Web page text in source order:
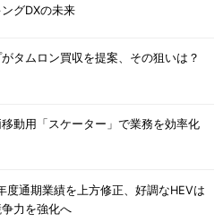
グDXの未来
がタムロン買収を提案、その狙いは？
動用「スケーター」で業務を効率化
度通期業績を上方修正、好調なHEVは
力を強化へ